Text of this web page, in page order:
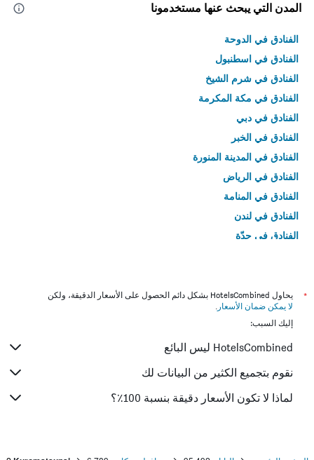
المدن التي يبحث عنها مستخدمونا
الفنادق في الدوحة
الفنادق في اسطنبول
الفنادق في شرم الشيخ
الفنادق في مكة المكرمة
الفنادق في دبي
الفنادق في الخبر
الفنادق في المدينة المنورة
الفنادق في الرياض
الفنادق في المنامة
الفنادق في لندن
الفنادق في جدّة
*
يحاول HotelsCombined بشكل دائم الحصول على الأسعار الدقيقة، ولكن
لا يمكن ضمان الأسعار .
إليك السبب:
HotelsCombined ليس البائع
نقوم بتجميع الكثير من البيانات لك
لماذا لا تكون الأسعار دقيقة بنسبة 100٪؟